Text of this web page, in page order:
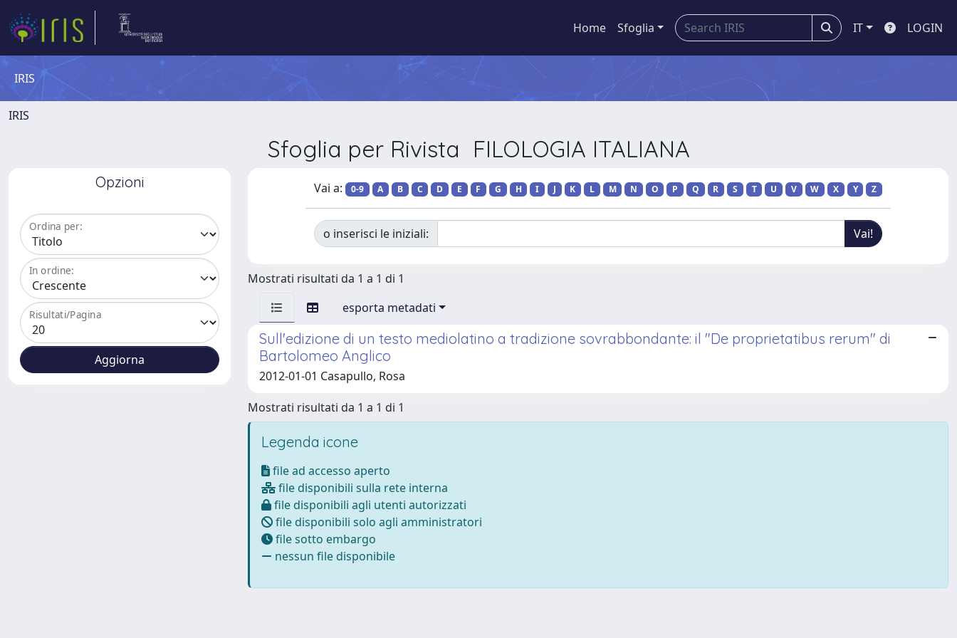
Home Sfoglia IT LOGIN
IRIS
IRIS
Sfoglia per Rivista FILOLOGIA ITALIANA
Opzioni
Ordina per:
In ordine:
Risultati/Pagina
Vai a: 0-9 A B C D E F G H I J K L M N O P Q R S T U V W X Y Z
o inserisci le iniziali:
Mostrati risultati da 1 a 1 di 1
esporta metadati
Sull'edizione di un testo mediolatino a tradizione sovrabbondante: il "De proprietatibus rerum" di
Bartolomeo Anglico
2012-01-01 Casapullo, Rosa
Mostrati risultati da 1 a 1 di 1
Legenda icone
file ad accesso aperto
file disponibili sulla rete interna
file disponibili agli utenti autorizzati
file disponibili solo agli amministratori
file sotto embargo
nessun file disponibile